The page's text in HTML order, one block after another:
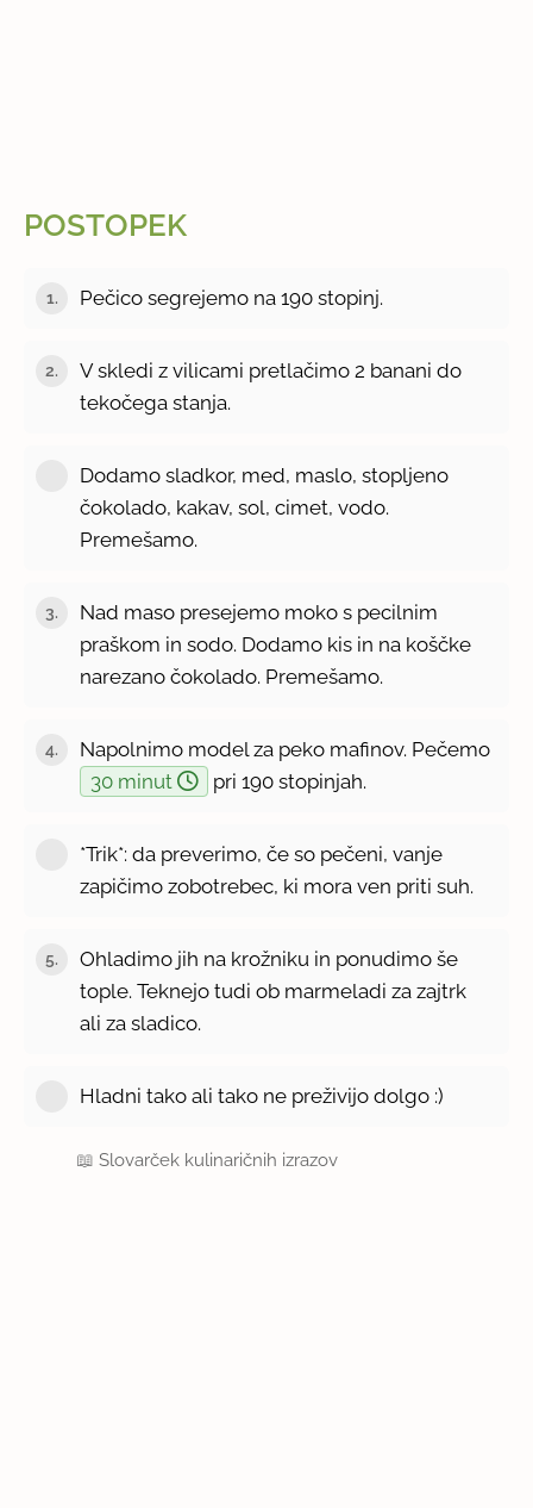
POSTOPEK
1. Pečico segrejemo na 190 stopinj.
2.
V skledi z vilicami pretlačimo 2 banani do
tekočega stanja.
Dodamo sladkor, med, maslo, stopljeno
čokolado, kakav, sol, cimet, vodo.
Premešamo.
3.
Nad maso presejemo moko s pecilnim
praškom in sodo. Dodamo kis in na koščke
narezano čokolado. Premešamo.
4.
Napolnimo model za peko mafinov. Pečemo
30 minut
pri 190 stopinjah.
*Trik*: da preverimo, če so pečeni, vanje
zapičimo zobotrebec, ki mora ven priti suh.
5.
Ohladimo jih na krožniku in ponudimo še
tople. Teknejo tudi ob marmeladi za zajtrk
ali za sladico.
Hladni tako ali tako ne preživijo dolgo :)
📖Slovarček kulinaričnih izrazov